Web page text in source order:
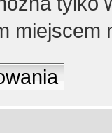
miejscem